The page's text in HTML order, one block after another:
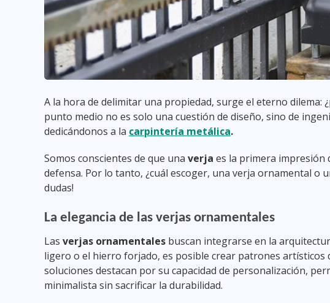
A la hora de delimitar una propiedad, surge el eterno dilema:
punto medio no es solo una cuestión de diseño, sino de
dedicándonos a la carpintería metálica.
Somos conscientes de que una verja es la primera impresión
defensa. Por lo tanto, ¿cuál escoger, una verja ornamental o
dudas!
La elegancia de las verjas ornamentales
Las verjas ornamentales buscan integrarse en la
ligero o el hierro forjado, es posible crear patrones artísticos
soluciones destacan por su capacidad de personalización,
minimalista sin sacrificar la durabilidad.